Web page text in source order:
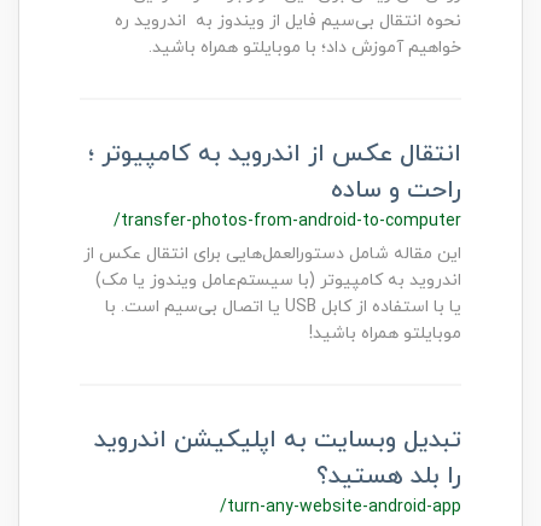
نحوه انتقال بی‌سیم فایل از ویندوز به اندروید ره
خواهیم آموزش داد؛ با موبایلتو همراه باشید.
انتقال عکس از اندروید به کامپیوتر ؛
راحت و ساده
/transfer-photos-from-android-to-computer
این مقاله شامل دستورالعمل‌هایی برای انتقال عکس از
اندروید به کامپیوتر (با سیستم‌عامل ویندوز یا مک)
یا با استفاده از کابل USB یا اتصال بی‌سیم است. با
موبایلتو همراه باشید!
تبدیل وبسایت به اپلیکیشن اندروید
را بلد هستید؟
/turn-any-website-android-app